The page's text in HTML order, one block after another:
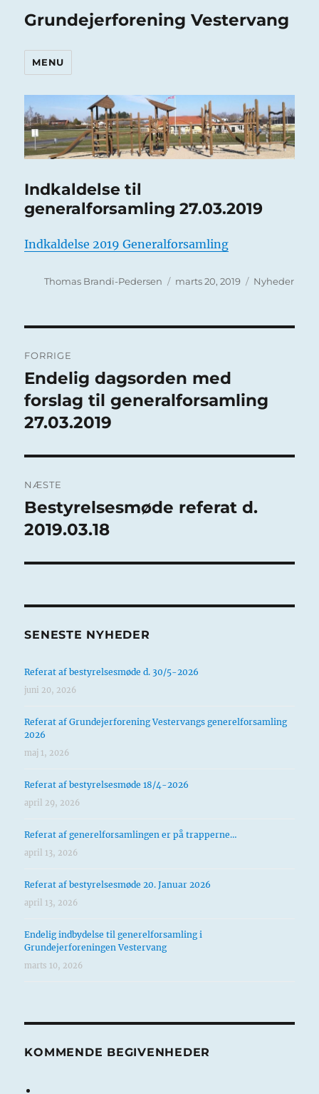
Grundejerforening Vestervang
MENU
Indkaldelse til
generalforsamling 27.03.2019
Indkaldelse 2019 Generalforsamling
Forfatter
Thomas Brandi-Pedersen Udgivet
marts 20, 2019 Kategorier
Nyheder
FORRIGE
Forrige
indlæg:
Endelig dagsorden med
forslag til generalforsamling
27.03.2019
NÆSTE
Næste
indlæg:
Bestyrelsesmøde referat d.
2019.03.18
SENESTE NYHEDER
Referat af bestyrelsesmøde d. 30/5-2026
juni 20, 2026
Referat af Grundejerforening Vestervangs generelforsamling
2026
maj 1, 2026
Referat af bestyrelsesmøde 18/4-2026
april 29, 2026
Referat af generelforsamlingen er på trapperne…
april 13, 2026
Referat af bestyrelsesmøde 20. Januar 2026
april 13, 2026
Endelig indbydelse til generelforsamling i
Grundejerforeningen Vestervang
marts 10, 2026
KOMMENDE BEGIVENHEDER